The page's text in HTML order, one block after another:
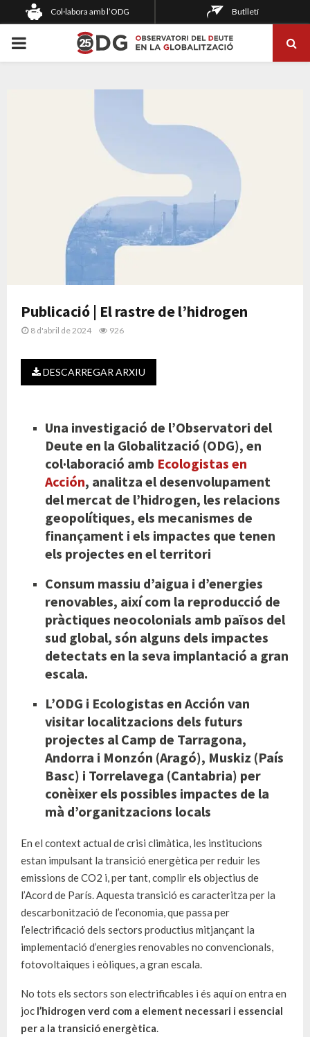
Col·labora amb l’ODG Butlletí
PRIMARY
Publicació | El rastre de l’hidrogen
8 d'abril de 2024 926
DESCARREGAR ARXIU
Una investigació de l’Observatori del
Deute en la Globalització (ODG), en
col·laboració amb Ecologistas en
Acción, analitza el desenvolupament
del mercat de l’hidrogen, les relacions
geopolítiques, els mecanismes de
finançament i els impactes que tenen
els projectes en el territori
Consum massiu d’aigua i d’energies
renovables, així com la reproducció de
pràctiques neocolonials amb països del
sud global, són alguns dels impactes
detectats en la seva implantació a gran
escala.
L’ODG i Ecologistas en Acción van
visitar localitzacions dels futurs
projectes al Camp de Tarragona,
Andorra i Monzón (Aragó), Muskiz (País
Basc) i Torrelavega (Cantabria) per
conèixer els possibles impactes de la
mà d’organitzacions locals
En el context actual de crisi climàtica, les institucions
estan impulsant la transició energètica per reduir les
emissions de CO2 i, per tant, complir els objectius de
l’Acord de París. Aquesta transició es caracteritza per la
descarbonització de l’economia, que passa per
l’electrificació dels sectors productius mitjançant la
implementació d’energies renovables no convencionals,
fotovoltaiques i eòliques, a gran escala.
No tots els sectors son electrificables i és aquí on entra en
joc l’hidrogen verd com a element necessari i essencial
per a la transició energètica.